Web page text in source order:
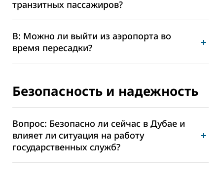
транзитных пассажиров?
В: Можно ли выйти из аэропорта во
время пересадки?
Безопасность и надежность
Вопрос: Безопасно ли сейчас в Дубае и
влияет ли ситуация на работу
государственных служб?